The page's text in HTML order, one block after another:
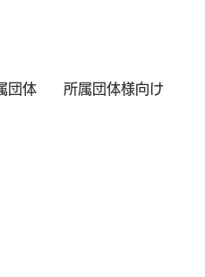
団体 所属団体様向け